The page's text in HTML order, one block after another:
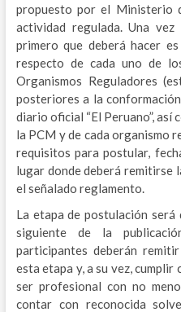
propuesto por el Ministerio
actividad regulada. Una
primero que deberá hacer
respecto de cada uno de
Organismos Reguladores
posteriores a la
diario oficial “El Peruano”,
la PCM y de cada organismo
requisitos para postular,
lugar donde deberá remitirse
el señalado reglamento.
La etapa de postulación será
siguiente de la
participantes deberán
esta etapa y, a su vez,
ser profesional con no
contar con reconocida